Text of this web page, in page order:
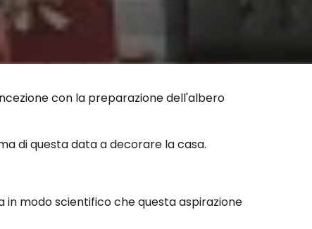
con la preparazione dell'albero
di questa data a decorare la casa.
modo scientifico che questa aspirazione